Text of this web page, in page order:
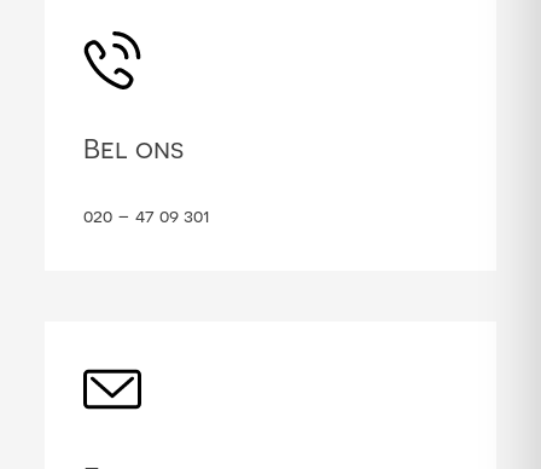
Bel ons
020 – 47 09 301